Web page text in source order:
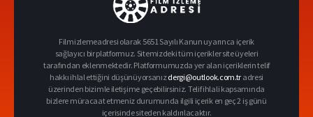
Filmizlemeadresi olarak 5651 Sayılı Kanun uyarınca içerik
sağlayıcı bir platformuz. Sitemizdeki tüm içerikler site üyeleri
tarafından eklenmektedir. Platformumuzda yer alan içeriklerin telif
hakkı ihlal ettiğini düşünüyorsanızdergi@outlook.com.tr adresi
üzerinden bizimle iletişime geçebilirsiniz. Telif ihlali kapsamında
bizlere müracaat etmeniz durumunda ilgili içerik en geç 2 iş günü
içerisinde siteden kaldırılacaktır.